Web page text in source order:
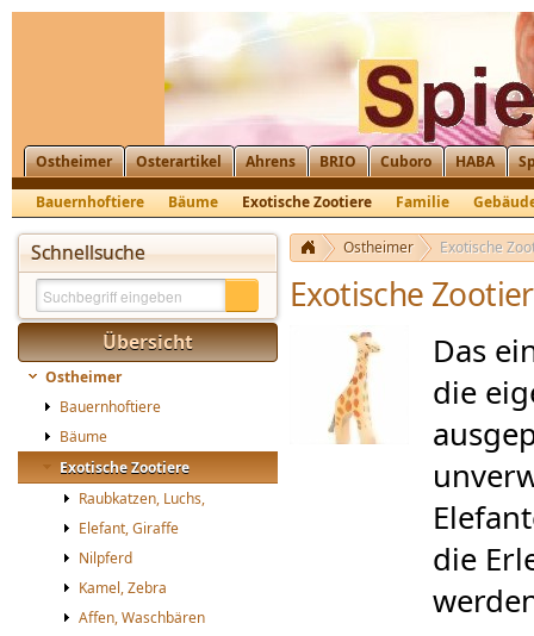
Ostheimer Osterartikel Ahrens BRIO Cuboro HABA
Bauernhoftiere
Bäume Exotische Zootiere Familie
Schnellsuche
Übersicht
Ostheimer
Bauernhoftiere
Bäume
Exotische Zootiere
Raubkatzen, Luchs,
Elefant, Giraffe
Nilpferd
Kamel, Zebra
Affen, Waschbären
Ostheimer Exotische
Exotische
Das
die
die